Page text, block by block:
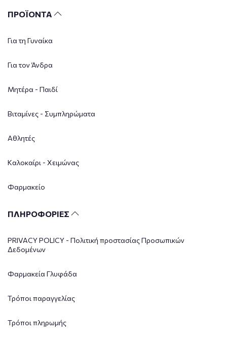
ΠΡΟΪΟΝΤΑ
Για τη Γυναίκα
Για τον Άνδρα
Μητέρα - Παιδί
Βιταμίνες - Συμπληρώματα
Αθλητές
Καλοκαίρι - Χειμώνας
Φαρμακείο
ΠΛΗΡΟΦΟΡΙΕΣ
PRIVACY POLICY - Πολιτική προστασίας Προσωπικών
Δεδομένων
Φαρμακεία Γλυφάδα
Τρόποι παραγγελίας
Τρόποι πληρωμής